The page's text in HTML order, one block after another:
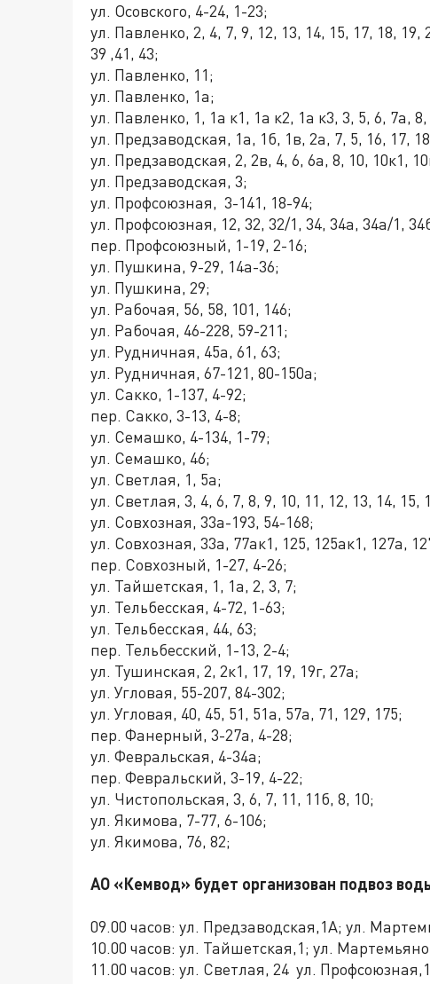
ул. Осовского, 4-24, 1-23;
ул. Павленко, 2, 4, 7, 9, 12, 13, 14, 15, 17, 18, 19,
39 ,41, 43;
ул. Павленко, 11;
ул. Павленко, 1а;
ул. Павленко, 1, 1а к1, 1а к2, 1а к3, 3, 5, 6, 7а,
ул. Предзаводская, 1а, 1б, 1в, 2а, 7, 5, 16, 17,
ул. Предзаводская, 2, 2в, 4, 6, 6а, 8, 10, 10к1,
ул. Предзаводская, 3;
ул. Профсоюзная, 3-141, 18-94;
ул. Профсоюзная, 12, 32, 32/1, 34, 34а, 34а/1,
пер. Профсоюзный, 1-19, 2-16;
ул. Пушкина, 9-29, 14а-36;
ул. Пушкина, 29;
ул. Рабочая, 56, 58, 101, 146;
ул. Рабочая, 46-228, 59-211;
ул. Рудничная, 45а, 61, 63;
ул. Рудничная, 67-121, 80-150а;
ул. Сакко, 1-137, 4-92;
пер. Сакко, 3-13, 4-8;
ул. Семашко, 4-134, 1-79;
ул. Семашко, 46;
ул. Светлая, 1, 5а;
ул. Светлая, 3, 4, 6, 7, 8, 9, 10, 11, 12, 13, 14, 15,
ул. Совхозная, 33а-193, 54-168;
ул. Совхозная, 33а, 77ак1, 125, 125ак1, 127а,
пер. Совхозный, 1-27, 4-26;
ул. Тайшетская, 1, 1а, 2, 3, 7;
ул. Тельбесская, 4-72, 1-63;
ул. Тельбесская, 44, 63;
пер. Тельбесский, 1-13, 2-4;
ул. Тушинская, 2, 2к1, 17, 19, 19г, 27а;
ул. Угловая, 55-207, 84-302;
ул. Угловая, 40, 45, 51, 51а, 57а, 71, 129, 175;
пер. Фанерный, 3-27а, 4-28;
ул. Февральская, 4-34а;
пер. Февральский, 3-19, 4-22;
ул. Чистопольская, 3, 6, 7, 11, 11б, 8, 10;
ул. Якимова, 7-77, 6-106;
ул. Якимова, 76, 82;
АО «Кемвод» будет организован подвоз
09.00 часов: ул. Предзаводская,1А; ул.
10.00 часов: ул. Тайшетская,1; ул.
11.00 часов: ул. Светлая, 24 ул.